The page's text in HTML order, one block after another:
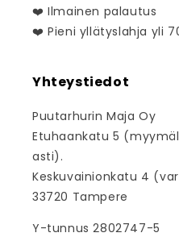
❤️ Ilmainen palautus
❤️ Pieni yllätyslahja yli
Yhteystiedot
Puutarhurin Maja Oy
Etuhaankatu 5
asti).
Keskuvainionkatu 4
33720 Tampere
Y-tunnus 2802747-5